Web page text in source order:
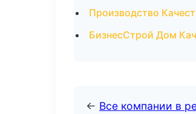
Производство
БизнесСтрой Дом
← Все компании в